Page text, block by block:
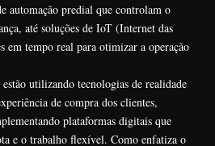
automação predial que controlam o
até soluções de IoT (Internet das
em tempo real para otimizar a operação
utilizando tecnologias de realidade
de compra dos clientes,
plataformas digitais que
e o trabalho flexível. Como enfatiza o